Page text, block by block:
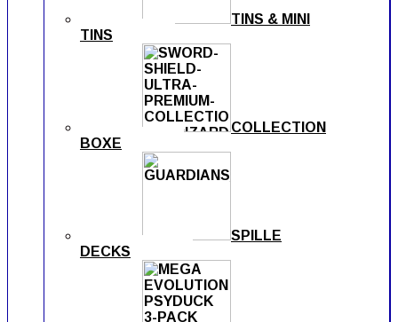
TINS & MINI
TINS
COLLECTION
BOXE
SPILLE
DECKS